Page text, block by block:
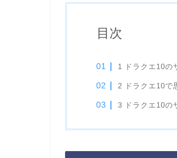
目次
1 ドラクエ10の
2 ドラクエ10で
3 ドラクエ10の